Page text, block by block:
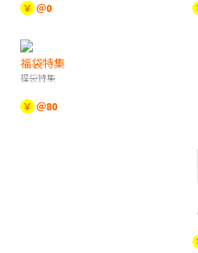
￥ ＠0
福袋特集
福袋特集
￥ ＠80